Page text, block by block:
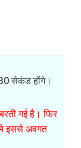
सेकंड होंगे।
गई है। फिर
इससे अवगत